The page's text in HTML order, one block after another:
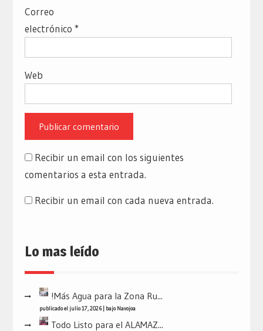
Correo
electrónico *
Web
Recibir un email con los siguientes
comentarios a esta entrada.
Recibir un email con cada nueva entrada.
Lo mas leído
!Más Agua para la Zona Ru...
publicado el julio 17, 2026| bajoNavojoa
Todo Listo para el ALAMAZ...